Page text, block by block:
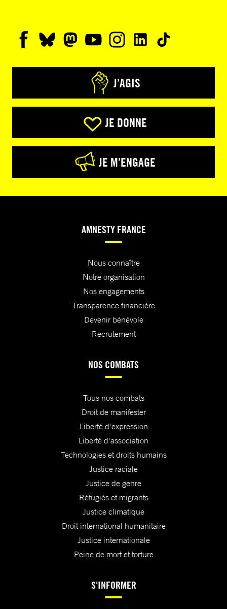
J’AGIS
JE DONNE
JE M’ENGAGE
AMNESTY FRANCE
Nous connaître
Notre organisation
Nos engagements
Transparence financière
Devenir bénévole
Recrutement
NOS COMBATS
Tous nos combats
Droit de manifester
Liberté d'expression
Liberté d'association
Technologies et droits humains
Justice raciale
Justice de genre
Réfugiés et migrants
Justice climatique
Droit international humanitaire
Justice internationale
Peine de mort et torture
S'INFORMER